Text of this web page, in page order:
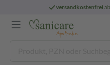
versandkostenfrei